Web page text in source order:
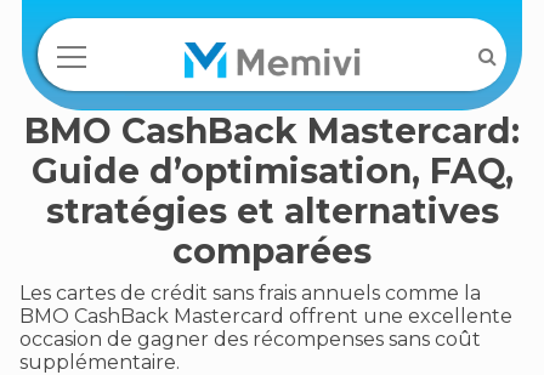
BMO CashBack Mastercard:
Guide d’optimisation, FAQ,
stratégies et alternatives
comparées
Les cartes de crédit sans frais annuels comme la
BMO CashBack Mastercard offrent une excellente
occasion de gagner des récompenses sans coût
supplémentaire.